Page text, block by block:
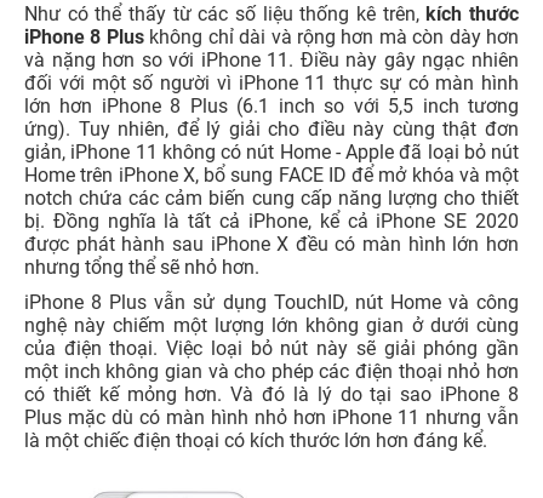
Như có thể thấy từ các số liệu thống kê trên,kích thước
iPhone 8 Pluskhông chỉ dài và rộng hơn mà còn dày hơn
và nặng hơn so với iPhone 11. Điều này gây ngạc nhiên
đối với một số người vì iPhone 11 thực sự có màn hình
lớn hơn iPhone 8 Plus (6.1 inch so với 5,5 inch tương
ứng). Tuy nhiên, để lý giải cho điều này cùng thật đơn
giản, iPhone 11 không có nút Home - Apple đã loại bỏ nút
Home trên iPhone X, bổ sung FACE ID để mở khóa và một
notch chứa các cảm biến cung cấp năng lượng cho thiết
bị. Đồng nghĩa là tất cả iPhone, kể cả iPhone SE 2020
được phát hành sau iPhone X đều có màn hình lớn hơn
nhưng tổng thể sẽ nhỏ hơn.
iPhone 8 Plus vẫn sử dụng TouchID, nút Home và công
nghệ này chiếm một lượng lớn không gian ở dưới cùng
của điện thoại. Việc loại bỏ nút này sẽ giải phóng gần
một inch không gian và cho phép các điện thoại nhỏ hơn
có thiết kế mỏng hơn. Và đó là lý do tại sao iPhone 8
Plus mặc dù có màn hình nhỏ hơn iPhone 11 nhưng vẫn
là một chiếc điện thoại có kích thước lớn hơn đáng kể.